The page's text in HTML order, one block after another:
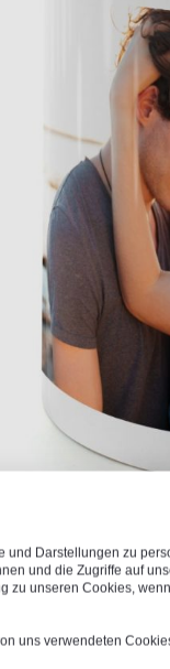
und Darstellungen zu
und die Zugriffe auf
zu unseren Cookies,
uns verwendeten